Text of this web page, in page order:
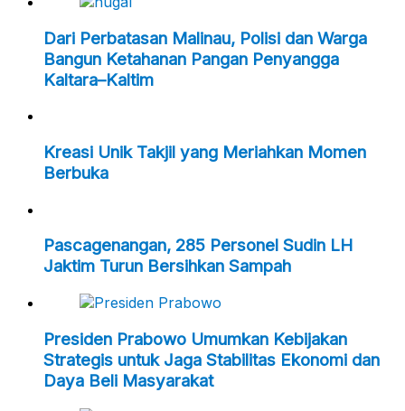
Dari Perbatasan Malinau, Polisi dan Warga
Bangun Ketahanan Pangan Penyangga
Kaltara–Kaltim
Kreasi Unik Takjil yang Meriahkan Momen
Berbuka
Pascagenangan, 285 Personel Sudin LH
Jaktim Turun Bersihkan Sampah
Presiden Prabowo Umumkan Kebijakan
Strategis untuk Jaga Stabilitas Ekonomi dan
Daya Beli Masyarakat